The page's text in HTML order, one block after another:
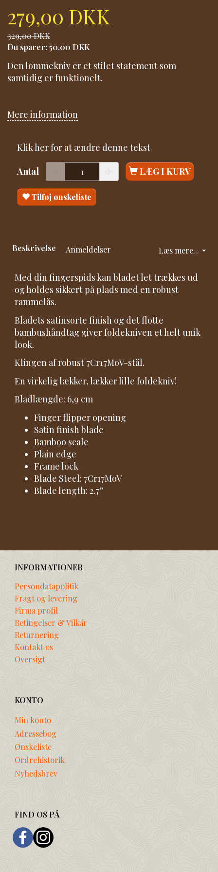
279,00 DKK
329,00 DKK
Du sparer: 50,00 DKK
Den lommekniv er et stilet statement som
samtidig er funktionelt.
Mere information
Klik her for at ændre denne tekst
Antal LÆG I KURV
Tilføj ønskeliste
Læs mere...
Beskrivelse Anmeldelser
Med din fingerspids kan bladet let trækkes ud
og holdes sikkert på plads med en robust
rammelås.
Bladets satinsorte finish og det flotte
bambushåndtag giver foldekniven et helt unik
look.
Klingen af robust 7Cr17MoV-stål.
En virkelig lækker, lækker lille foldekniv!
Bladlængde: 6,9 cm
Finger flipper opening
Satin finish blade
Bamboo scale
Plain edge
Frame lock
Blade Steel: 7Cr17MoV
Blade length: 2.7”
INFORMATIONER
Persondatapolitik
Fragt og levering
Firma profil
Betingelser & Vilkår
Returnering
Kontakt os
Oversigt
KONTO
Min konto
Adressebog
Ønskeliste
Ordrehistorik
Nyhedsbrev
FIND OS PÅ